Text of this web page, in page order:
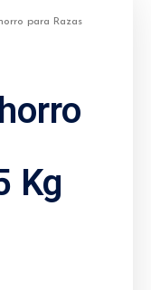
para Razas
Kg